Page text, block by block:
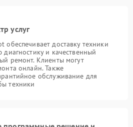
услуг
обеспечивает доставку техники
и качественный
ремонт. Клиенты могут
онлайн. Также
обслуживание для
техники